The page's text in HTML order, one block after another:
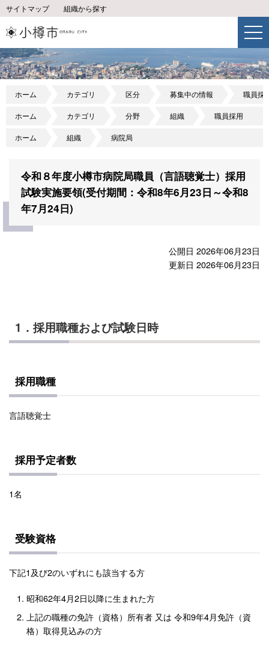
サイトマップ 組織から探す
ホーム カテゴリ 区分 募集中の情報 職員採
ホーム カテゴリ 分野 組織 職員採用
ホーム 組織 病院局
令和８年度小樽市病院局職員（言語聴覚士）採用
試験実施要領(受付期間：令和8年6月23日～令和8
年7月24日)
公開日 2026年06月23日
更新日 2026年06月23日
1．採用職種および試験日時
採用職種
言語聴覚士
採用予定者数
1名
受験資格
下記1及び2のいずれにも該当する方
昭和62年4月2日以降に生まれた方
上記の職種の免許（資格）所有者 又は 令和9年4月免許（資
格）取得見込みの方